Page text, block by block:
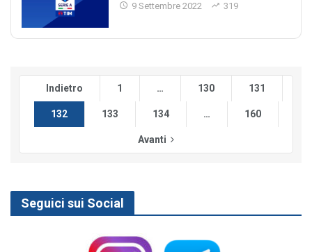
9 Settembre 2022 319
Indietro 1 … 130 131
132 133 134 … 160
Avanti
Seguici sui Social